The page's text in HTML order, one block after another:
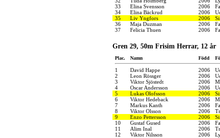
33
Elina Svensson 2006
34
Elina Bäckrud 2006
35
Liv Yngfors 2006
36
Maja Duzman 2006
37
Felicia Thuen 2006
Gren 29, 50m Frisim Herrar, 12 år
Plac. Namn Född
1 David Happe 2006
2
Leon Rössger 2006
3
Viktor Sjöstedt 2006
4
Oscar Andersson 2006
5
Lukas Olofsson 2006
6
Viktor Hedeback 2006
7
Markus Kanth 2006
8
Viktor Olsson 2006
9
Enzo Pettersson 2006
10
Gustaf Gused 2006
11
Alim Inal 2006
12
Viktor Nilsson 2006